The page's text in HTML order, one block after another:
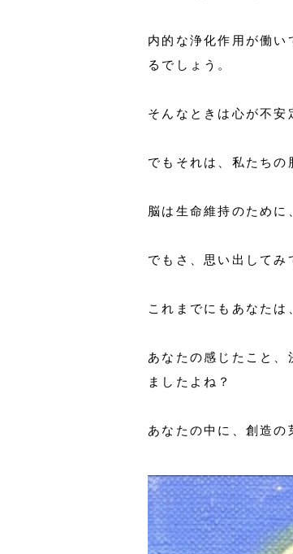
内的な浄化作用が働
るでしょう。
そんなときは心が不安
でもそれは、私たちの
脳は生命維持のために
でもさ、思い出してみ
これまでにもあなたは
あなたの感じたこと、
ましたよね？
あなたの中に、創造の